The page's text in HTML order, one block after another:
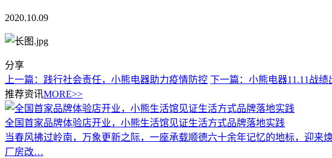
2020.10.09
分享
上一篇：践行社会责任，小熊电器助力疫情防控 下一篇：小熊电器11.11战
推荐资讯MORE>>
全国首家品牌体验店开业，小熊生活馆见证生活方式品牌落地实践
当春风拂过岭南，万象更新之际，一座承载顺德六十余年记忆的地标，迎
厂房改…